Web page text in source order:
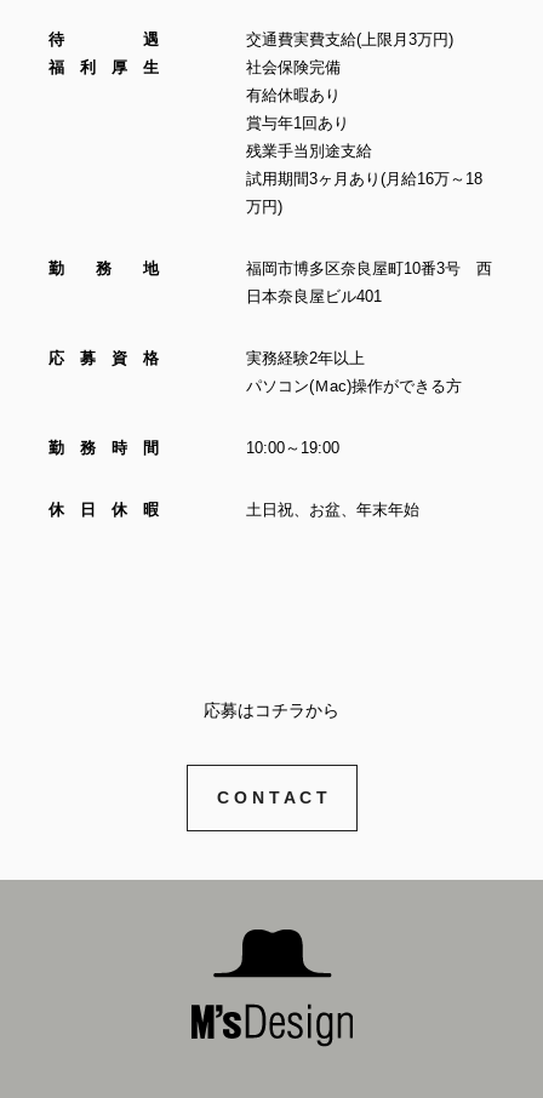
Works
Contact
待 遇
福 利 厚 生
交通費実費支給(上限月3万円)
社会保険完備
有給休暇あり
賞与年1回あり
残業手当別途支給
試用期間3ヶ月あり(月給16万～18
万円)
勤 務 地
福岡市博多区奈良屋町10番3号 西
日本奈良屋ビル401
応 募 資 格
実務経験2年以上
パソコン(Ｍac)操作ができる方
勤 務 時 間 10:00～19:00
休 日 休 暇 土日祝、お盆、年末年始
応募はコチラから
C O N T A C T